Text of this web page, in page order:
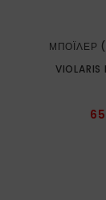
ΜΠΌΙΛΕΡ